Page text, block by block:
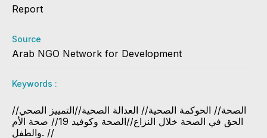
Report
Source
Arab NGO Network for Development
Keywords :
الصحة// الحوكمة الصحية// العدالة الصحية//التمييز الصحي//
الحق في الصحة خلال النزاع//الصحة وكوفيد 19// صحة الأم
والطفل. //